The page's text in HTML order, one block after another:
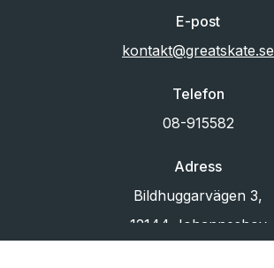
E-post
kontakt@greatskate.se
Telefon
08-915582
Adress
Bildhuggarvägen 3,
12144 Johanneshov